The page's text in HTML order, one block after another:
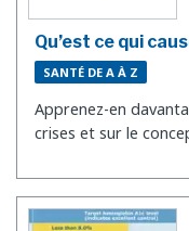
Qu’est ce qui
SANTÉ DE A À Z
Apprenez-en
crises et sur le